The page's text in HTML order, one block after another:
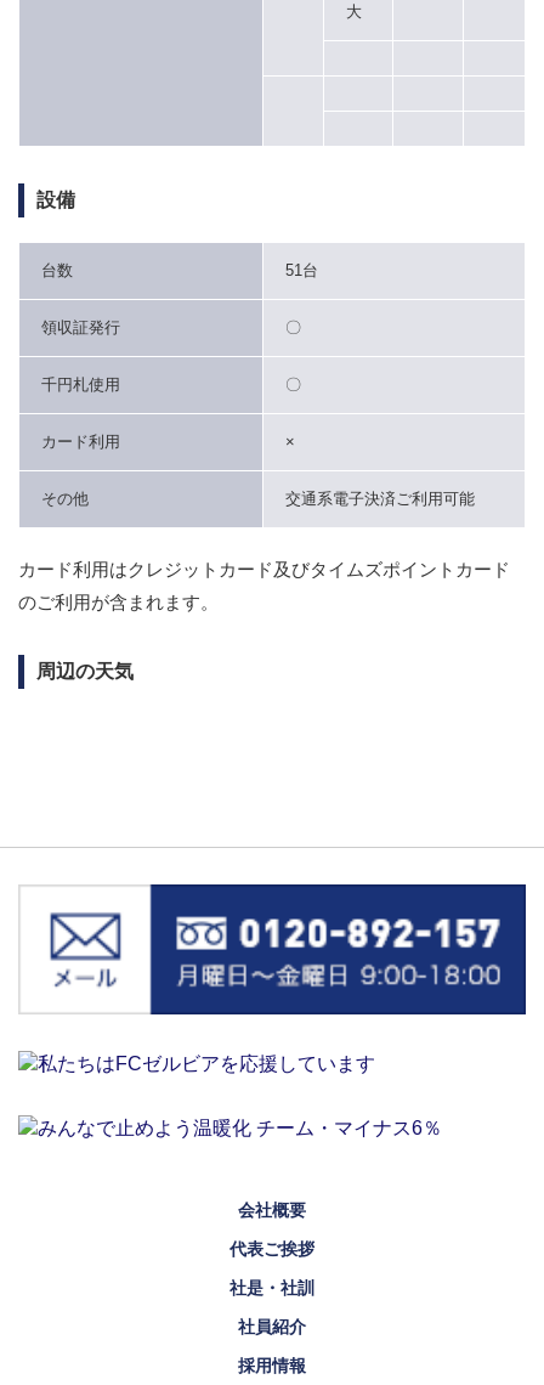
大
設備
台数 51台
領収証発行 〇
千円札使用 〇
カード利用 ×
その他 交通系電子決済ご利用可能
カード利用はクレジットカード及びタイムズポイントカード
のご利用が含まれます。
周辺の天気
会社概要
代表ご挨拶
社是・社訓
社員紹介
採用情報